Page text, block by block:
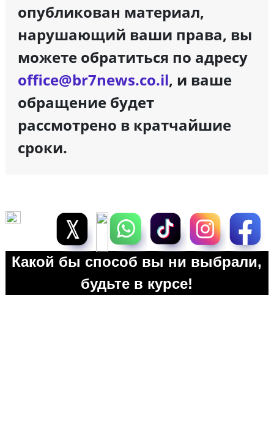
опубликован материал,
нарушающий ваши права, вы
можете обратиться по адресу
office@br7news.co.il, и ваше
обращение будет
рассмотрено в кратчайшие
сроки.
Какой бы способ вы ни выбрали,
будьте в курсе!